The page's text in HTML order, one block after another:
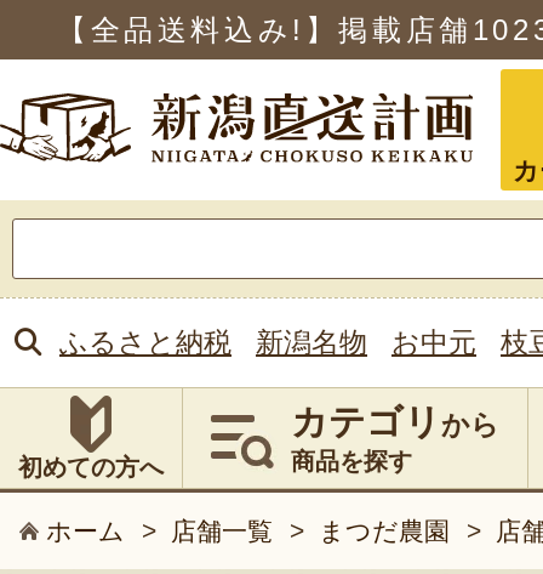
【全品送料込み!】掲載店舗
索:
ふるさと納税 新潟名物 お中元 枝
初めての方へ
カテゴリ から
商品を探す
ホーム > 店舗一覧 > まつだ農園 > 店